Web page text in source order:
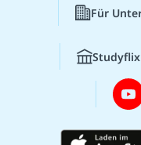
Für